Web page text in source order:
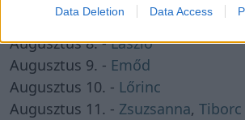
Data Deletion Data Access
KÖZELGŐ
Augusztus 8. -László
Augusztus 9. - Emőd
Augusztus 10. - Lőrinc
Augusztus 11. - Zsuzsanna, Tiborc